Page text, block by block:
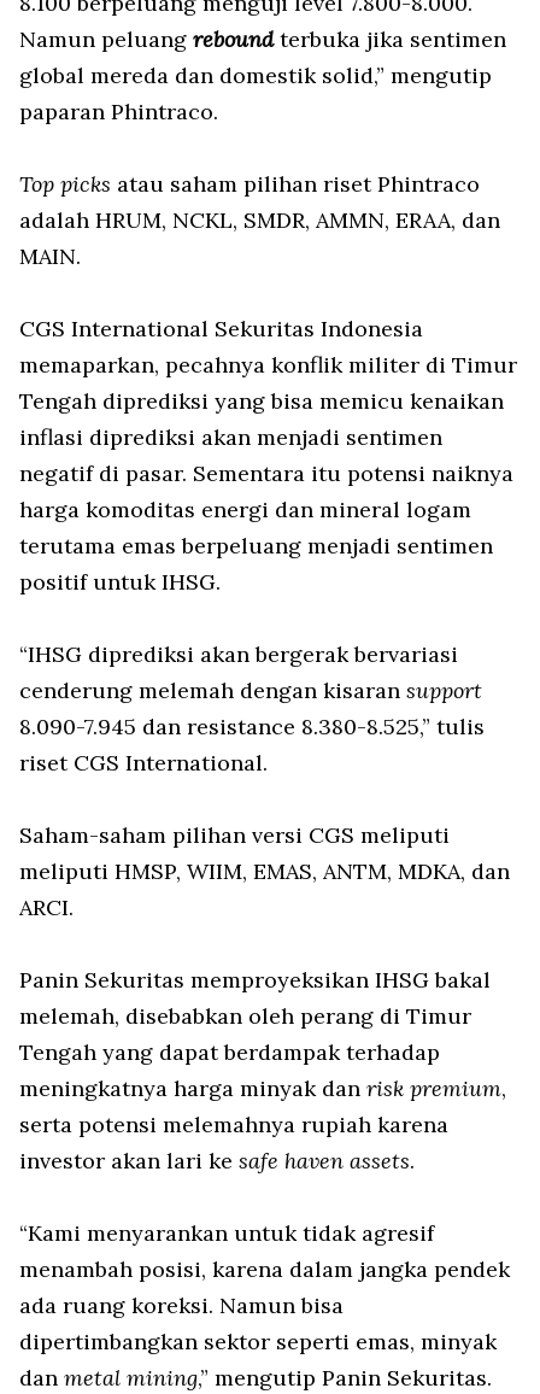
Namun peluang reboundterbuka jika sentimen
global mereda dan domestik solid,” mengutip
paparan Phintraco.
Top picks atau saham pilihan riset Phintraco
adalah HRUM, NCKL, SMDR, AMMN, ERAA, dan
MAIN.
CGS International Sekuritas Indonesia
memaparkan, pecahnya konflik militer di Timur
Tengah diprediksi yang bisa memicu kenaikan
inflasi diprediksi akan menjadi sentimen
negatif di pasar. Sementara itu potensi naiknya
harga komoditas energi dan mineral logam
terutama emas berpeluang menjadi sentimen
positif untuk IHSG.
“IHSG diprediksi akan bergerak bervariasi
cenderung melemah dengan kisaran support
8.090-7.945 dan resistance 8.380-8.525,” tulis
riset CGS International.
Saham-saham pilihan versi CGS meliputi
meliputi HMSP, WIIM, EMAS, ANTM, MDKA, dan
ARCI.
Panin Sekuritas memproyeksikan IHSG bakal
melemah, disebabkan oleh perang di Timur
Tengah yang dapat berdampak terhadap
meningkatnya harga minyak dan risk premium,
serta potensi melemahnya rupiah karena
investor akan lari ke safe haven assets.
“Kami menyarankan untuk tidak agresif
menambah posisi, karena dalam jangka pendek
ada ruang koreksi. Namun bisa
dipertimbangkan sektor seperti emas, minyak
dan metal mining,” mengutip Panin Sekuritas.